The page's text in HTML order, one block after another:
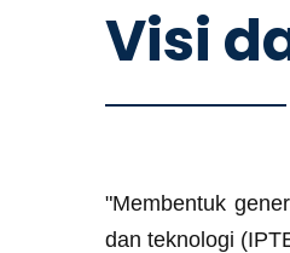
Visi
"Membentuk
dan teknologi